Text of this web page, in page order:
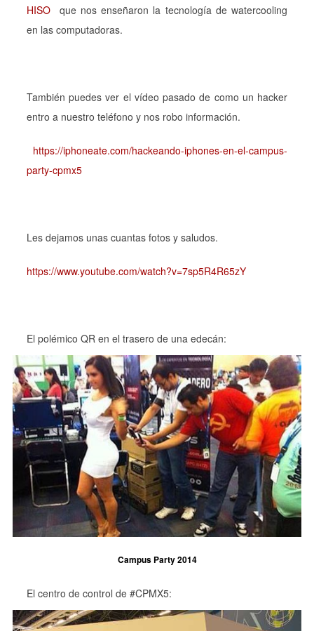
HISO
que nos enseñaron la tecnología de watercooling
en las computadoras.
También puedes ver el vídeo pasado de como un hacker
entro a nuestro teléfono y nos robo información.
https://iphoneate.com/hackeando-iphones-en-el-campus-
party-cpmx5
Les dejamos unas cuantas fotos y saludos.
https://www.youtube.com/watch?v=7sp5R4R65zY
El polémico QR en el trasero de una edecán:
Campus Party 2014
El centro de control de #CPMX5: